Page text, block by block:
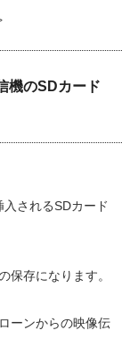
機のSDカード
されるSDカード
保存になります。
ーンからの映像伝